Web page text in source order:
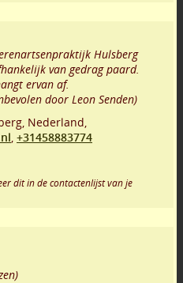
Hulsberg
van gedrag paard.
ervan af.
door Leon Senden)
Nederland,
+31458883774
dit in de contactenlijst van je